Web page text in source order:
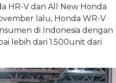
HR-V dan All New Honda
lalu, Honda WR-V
di Indonesia dengan
lebih dari 1.500unit dari